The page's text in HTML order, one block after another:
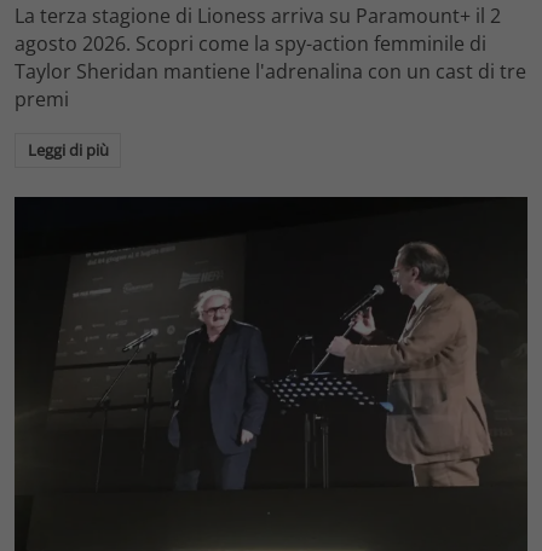
La terza stagione di Lioness arriva su Paramount+ il 2
agosto 2026. Scopri come la spy-action femminile di
Taylor Sheridan mantiene l'adrenalina con un cast di tre
premi
Leggi di più